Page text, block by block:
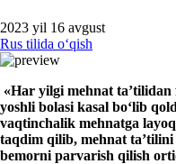
2023 yil 16 avgust
Rus tilida oʻqish
«Har yilgi mehnat
yoshli bolasi kasal boʻlib
vaqtinchalik mehnatga
taqdim qilib, mehnat
bemorni parvarish qilish